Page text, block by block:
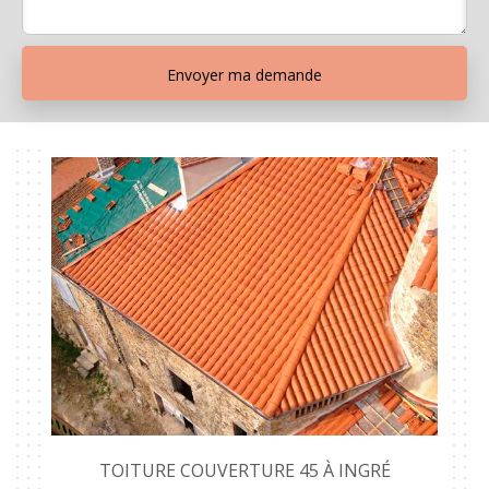
TOITURE COUVERTURE 45 À INGRÉ